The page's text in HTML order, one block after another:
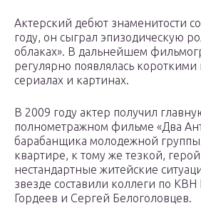
Актерский дебют знаменитости
году, он сыграл эпизодическую
облаках». В дальнейшем
регулярно появлялась
сериалах и картинах.
В 2009 году актер получил
полнометражном фильме «Два
барабанщика молодежной
квартире, к тому же тезкой,
нестандартные житейские
звезде составили коллеги по КВН
Гордеев и Сергей Белоголовцев.